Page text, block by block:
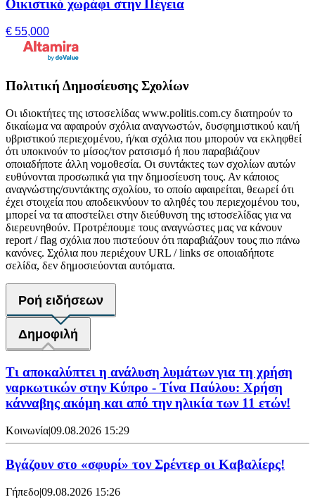
Οικιστικό χωράφι στην Πέγεια
€ 55,000
Πολιτική Δημοσίευσης Σχολίων
Οι ιδιοκτήτες της ιστοσελίδας www.politis.com.cy διατηρούν το
δικαίωμα να αφαιρούν σχόλια αναγνωστών, δυσφημιστικού και/ή
υβριστικού περιεχομένου, ή/και σχόλια που μπορούν να εκληφθεί
ότι υποκινούν το μίσος/τον ρατσισμό ή που παραβιάζουν
οποιαδήποτε άλλη νομοθεσία. Οι συντάκτες των σχολίων αυτών
ευθύνονται προσωπικά για την δημοσίευση τους. Αν κάποιος
αναγνώστης/συντάκτης σχολίου, το οποίο αφαιρείται, θεωρεί ότι
έχει στοιχεία που αποδεικνύουν το αληθές του περιεχομένου του,
μπορεί να τα αποστείλει στην διεύθυνση της ιστοσελίδας για να
διερευνηθούν. Προτρέπουμε τους αναγνώστες μας να κάνουν
report / flag σχόλια που πιστεύουν ότι παραβιάζουν τους πιο πάνω
κανόνες. Σχόλια που περιέχουν URL / links σε οποιαδήποτε
σελίδα, δεν δημοσιεύονται αυτόματα.
Ροή ειδήσεων
Δημοφιλή
Τι αποκαλύπτει η ανάλυση λυμάτων για τη χρήση
ναρκωτικών στην Κύπρο - Τίνα Παύλου: Χρήση
κάνναβης ακόμη και από την ηλικία των 11 ετών!
Κοινωνία|09.08.2026 15:29
Bγάζουν στο «σφυρί» τον Σρέντερ οι Καβαλίερς!
Γήπεδο|09.08.2026 15:26